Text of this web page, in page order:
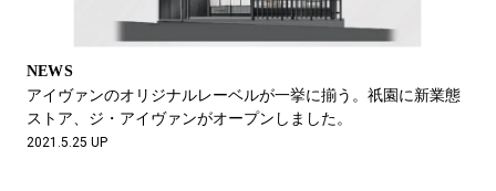
NEWS
アイヴァンのオリジナルレーベルが一挙に揃う。祇園に新業態
ストア、ジ・アイヴァンがオープンしました。
2021.5.25 UP